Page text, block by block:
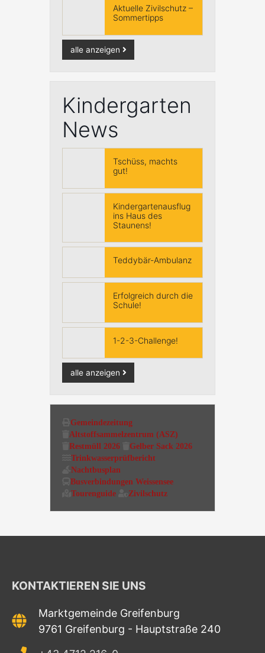
Aktuelle Zivilschutz –
Sommertipps
alle anzeigen
Kindergarten
News
Tschüss, machts
gut!
Kindergartenausflug
ins Haus des
Staunens!
Teddybär-Ambulanz
Erfolgreich durch die
Schule!
1-2-3-Challenge!
alle anzeigen
Gemeindezeitung
Altstoffsammelzentrum (ASZ)
Restmüll 2026
Gelber Sack 2026
Trinkwasserprüfbericht
Nachtbusplan
Busverbindungen Weissensee
Tourenguide
Zivilschutz
KONTAKTIEREN SIE UNS
Marktgemeinde Greifenburg
9761 Greifenburg - Hauptstraße 240